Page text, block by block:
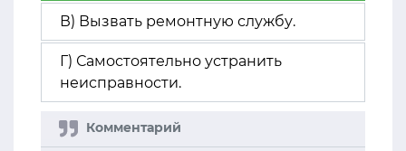
В) Вызвать ремонтную службу.
Г) Самостоятельно устранить
неисправности.